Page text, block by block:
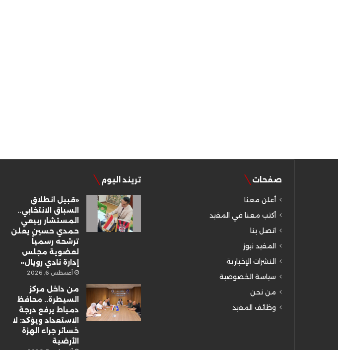
صفحات
أعلن معنا
أكتب معنا في المفيد
اتصل بنا
المفيد نيوز
النشرات الإخبارية
سياسة الخصوصية
من نحن
وظائف المفيد
تريند اليوم
«قبيل انطلاق
السباق الانتخابي..
المستشار ربيعي
حمدي حسين يعلن
ترشحه رسمياً
لعضوية مجلس
إدارة نادي رويال»
أغسطس 6, 2026
من داخل مركز
السيطرة.. محافظ
دمياط يرفع درجة
الاستعداد ويؤكد: لا
خسائر جراء الهزة
الأرضية